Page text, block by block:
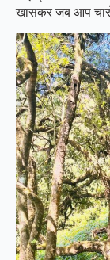
खासकर जब आप